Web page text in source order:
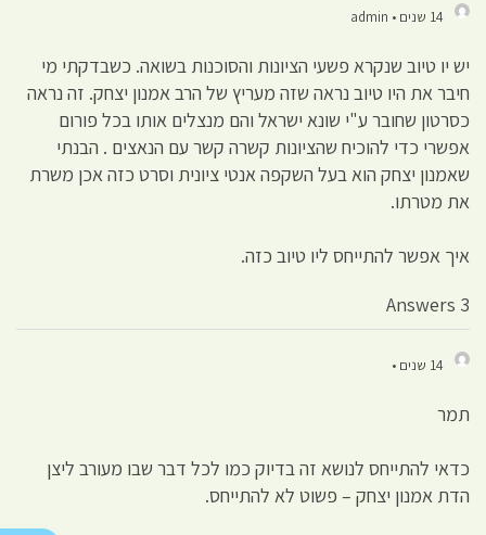
14 שנים • admin
יש יו טיוב שנקרא פשעי הציונות והסוכנות בשואה. כשבדקתי מי
חיבר את היו טיוב נראה שזה מעריץ של הרב אמנון יצחק. זה נראה
כסרטון שחובר ע"י שונא ישראל והם מנצלים אותו בכל פורום
אפשרי כדי להוכיח שהציונות קשרה קשר עם הנאצים . הבנתי
שאמנון יצחק הוא בעל השקפה אנטי ציונית וסרט כזה אכן משרת
את מטרתו.
איך אפשר להתייחס ליו טיוב כזה.
3 Answers
14 שנים •
תמר
כדאי להתייחס לנושא זה בדיוק כמו לכל דבר שבו מעורב ליצן
הדת אמנון יצחק – פשוט לא להתייחס.